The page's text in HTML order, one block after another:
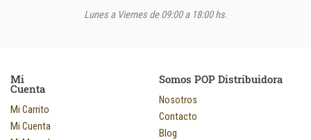
Lunes a Viernes de 09:00 a 18:00 hs.
Mi
Cuenta
Mi Carrito
Mi Cuenta
Somos POP Distribuidora
Nosotros
Contacto
Blog